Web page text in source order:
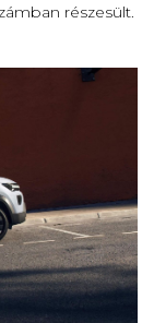
részesült.